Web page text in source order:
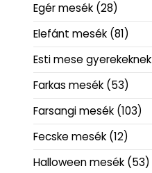
Egér mesék (28)
Elefánt mesék (81)
Esti mese gyerekeknek
Farkas mesék (53)
Farsangi mesék (103)
Fecske mesék (12)
Halloween mesék (53)